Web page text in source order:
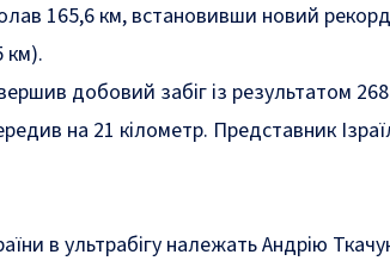
165,6 км, встановивши новий
км).
добовий забіг із результатом
на 21 кілометр. Представник
в ультрабігу належать Андрію